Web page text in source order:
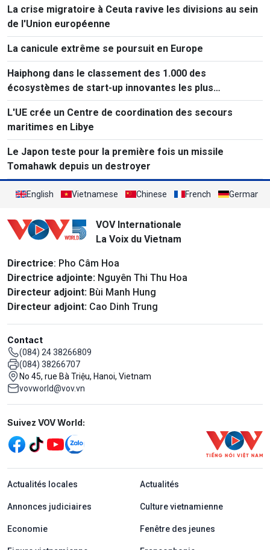
La crise migratoire à Ceuta ravive les divisions au sein
de l'Union européenne
La canicule extrême se poursuit en Europe
Haiphong dans le classement des 1.000 des
écosystèmes de start-up innovantes les plus
performants au monde
L'UE crée un Centre de coordination des secours
maritimes en Libye
Le Japon teste pour la première fois un missile
Tomahawk depuis un destroyer
English Vietnamese Chinese French German
VOV Internationale
La Voix du Vietnam
Directrice: Pho Câm Hoa
Directrice adjointe: Nguyên Thi Thu Hoa
Directeur adjoint: Bùi Manh Hung
Directeur adjoint: Cao Dinh Trung
Contact
(084) 24 38266809
(084) 38266707
No 45, rue Bà Triệu, Hanoi, Vietnam
vovworld@vov.vn
Mạng xã hội
Suivez VOV World:
menu footer tiếng Pháp
Actualités locales Actualités
Annonces judiciaires Culture vietnamienne
Economie Fenêtre des jeunes